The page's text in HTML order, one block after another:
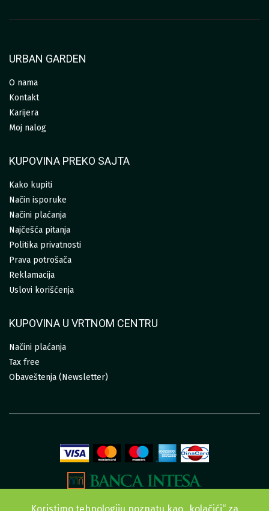
URBAN GARDEN
O nama
Kontakt
Karijera
Moj nalog
KUPOVINA PREKO SAJTA
Kako kupiti
Način isporuke
Načini plaćanja
Najčešća pitanja
Politika privatnosti
Prava potrošača
Reklamacija
Uslovi korišćenja
KUPOVINA U VRTNOM CENTRU
Načini plaćanja
Tax free
Obaveštenja (Newsletter)